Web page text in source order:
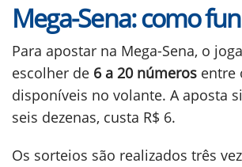
Mega-Sena: como
Para apostar na Mega-Sena, o
escolher de 6 a 20 números entre
disponíveis no volante. A aposta
seis dezenas, custa R$ 6.
Os sorteios são realizados três